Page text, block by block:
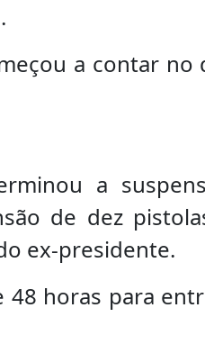
a contar
a
de dez
ex-presidente.
48 horas para